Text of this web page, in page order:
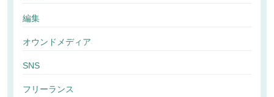
編集
オウンドメディア
SNS
フリーランス